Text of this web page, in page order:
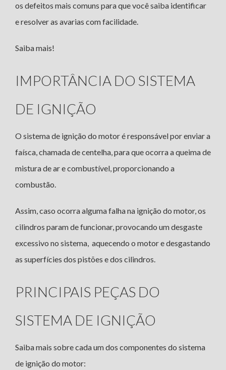
os defeitos mais comuns para que você saiba identificar
e resolver as avarias com facilidade.
Saiba mais!
IMPORTÂNCIA DO SISTEMA
DE IGNIÇÃO
O sistema de ignição do motor é responsável por enviar a
faísca, chamada de centelha, para que ocorra a queima de
mistura de ar e combustível, proporcionando a
combustão.
Assim, caso ocorra alguma falha na ignição do motor, os
cilindros param de funcionar, provocando um desgaste
excessivo no sistema, aquecendo o motor e desgastando
as superfícies dos pistões e dos cilindros.
PRINCIPAIS PEÇAS DO
SISTEMA DE IGNIÇÃO
Saiba mais sobre cada um dos componentes do sistema
de ignição do motor: